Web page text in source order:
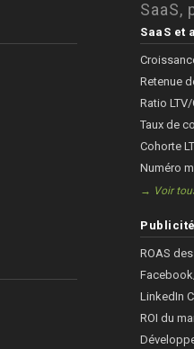
SaaS,
SaaS et
Retenue
Ratio
Taux de
Cohorte
Numéro
→ Voir
ROAS
LinkedIn
ROI du